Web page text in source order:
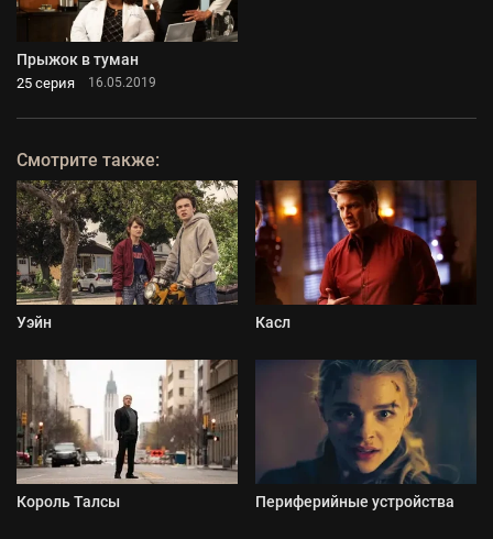
Прыжок в туман
25 серия 16.05.2019
Смотрите также:
Уэйн Касл
Король Талсы Периферийные устройства